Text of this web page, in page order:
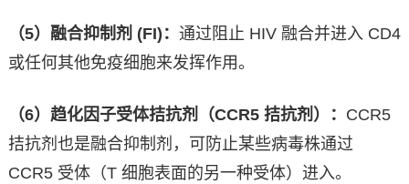
（5）融合抑制剂 (FI)： 通过阻止 HIV 融合并进入 CD4
或任何其他免疫细胞来发挥作用。
（6）趋化因子受体拮抗剂（CCR5 拮抗剂）： CCR5
拮抗剂也是融合抑制剂，可防止某些病毒株通过
CCR5 受体（T 细胞表面的另一种受体）进入。